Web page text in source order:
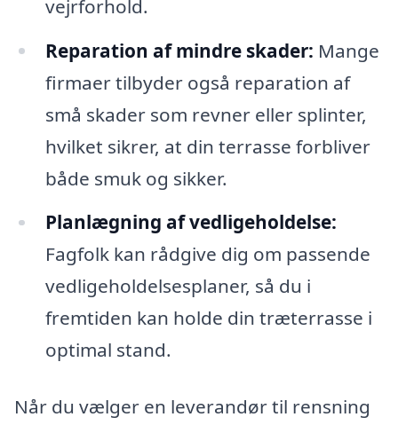
vejrforhold.
Reparation af mindre skader: Mange
firmaer tilbyder også reparation af
små skader som revner eller splinter,
hvilket sikrer, at din terrasse forbliver
både smuk og sikker.
Planlægning af vedligeholdelse:
Fagfolk kan rådgive dig om passende
vedligeholdelsesplaner, så du i
fremtiden kan holde din træterrasse i
optimal stand.
Når du vælger en leverandør til rensning